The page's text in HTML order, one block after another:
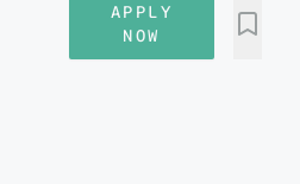
APPLY
NOW